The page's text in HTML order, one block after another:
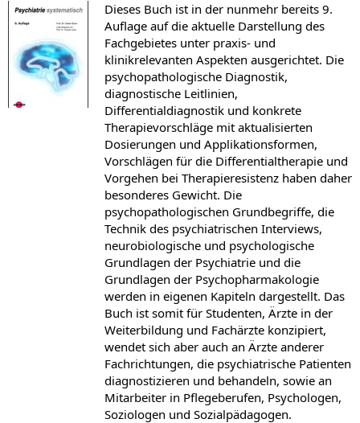
Dieses Buch ist in der nunmehr bereits 9.
Auflage auf die aktuelle Darstellung des
Fachgebietes unter praxis- und
klinikrelevanten Aspekten ausgerichtet. Die
psychopathologische Diagnostik,
diagnostische Leitlinien,
Differentialdiagnostik und konkrete
Therapievorschläge mit aktualisierten
Dosierungen und Applikationsformen,
Vorschlägen für die Differentialtherapie und
Vorgehen bei Therapieresistenz haben daher
besonderes Gewicht. Die
psychopathologischen Grundbegriffe, die
Technik des psychiatrischen Interviews,
neurobiologische und psychologische
Grundlagen der Psychiatrie und die
Grundlagen der Psychopharmakologie
werden in eigenen Kapiteln dargestellt. Das
Buch ist somit für Studenten, Ärzte in der
Weiterbildung und Fachärzte konzipiert,
wendet sich aber auch an Ärzte anderer
Fachrichtungen, die psychiatrische Patienten
diagnostizieren und behandeln, sowie an
Mitarbeiter in Pflegeberufen, Psychologen,
Soziologen und Sozialpädagogen.